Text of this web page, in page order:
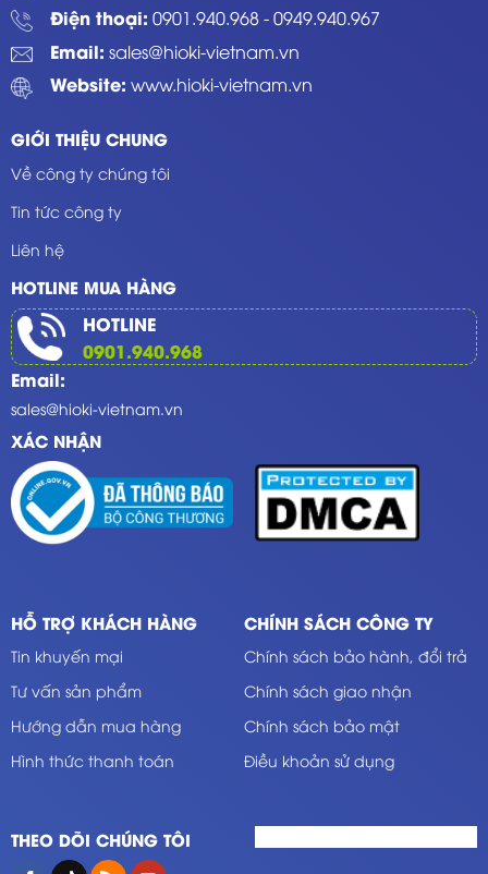
Điện thoại: 0901.940.968-0949.940.967
Email: sales@hioki-vietnam.vn
Website: www.hioki-vietnam.vn
GIỚI THIỆU CHUNG
Về công ty chúng tôi
Tin tức công ty
Liên hệ
HOTLINE MUA HÀNG
HOTLINE
0901.940.968
Email:
sales@hioki-vietnam.vn
XÁC NHẬN
HỖ TRỢ KHÁCH HÀNG
Tin khuyến mại
Tư vấn sản phẩm
Hướng dẫn mua hàng
Hình thức thanh toán
CHÍNH SÁCH CÔNG TY
Chính sách bảo hành, đổi trả
Chính sách giao nhận
Chính sách bảo mật
Điều khoản sử dụng
THEO DÕI CHÚNG TÔI